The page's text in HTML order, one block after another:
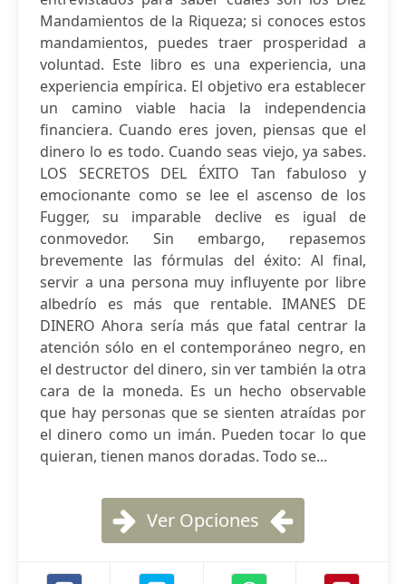
Mandamientos de la Riqueza; si conoces estos
mandamientos, puedes traer prosperidad a
voluntad. Este libro es una experiencia, una
experiencia empírica. El objetivo era establecer
un camino viable hacia la independencia
financiera. Cuando eres joven, piensas que el
dinero lo es todo. Cuando seas viejo, ya sabes.
LOS SECRETOS DEL ÉXITO Tan fabuloso y
emocionante como se lee el ascenso de los
Fugger, su imparable declive es igual de
conmovedor. Sin embargo, repasemos
brevemente las fórmulas del éxito: Al final,
servir a una persona muy influyente por libre
albedrío es más que rentable. IMANES DE
DINERO Ahora sería más que fatal centrar la
atención sólo en el contemporáneo negro, en
el destructor del dinero, sin ver también la otra
cara de la moneda. Es un hecho observable
que hay personas que se sienten atraídas por
el dinero como un imán. Pueden tocar lo que
quieran, tienen manos doradas. Todo se...
Ver Opciones